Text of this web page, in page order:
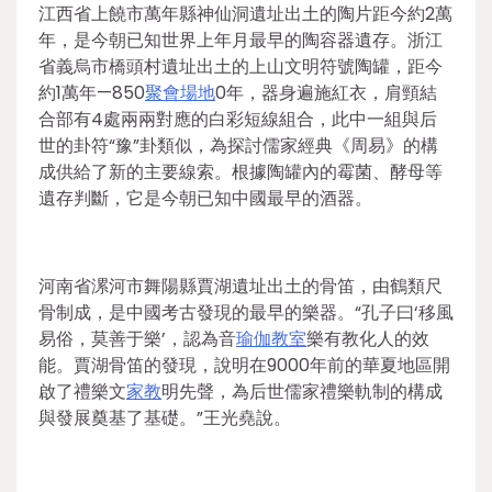
江西省上饒市萬年縣神仙洞遺址出土的陶片距今約2萬
年，是今朝已知世界上年月最早的陶容器遺存。浙江
省義烏市橋頭村遺址出土的上山文明符號陶罐，距今
約1萬年—850聚會場地0年，器身遍施紅衣，肩頸結
合部有4處兩兩對應的白彩短線組合，此中一組與后
世的卦符“豫”卦類似，為探討儒家經典《周易》的構
成供給了新的主要線索。根據陶罐內的霉菌、酵母等
遺存判斷，它是今朝已知中國最早的酒器。
河南省漯河市舞陽縣賈湖遺址出土的骨笛，由鶴類尺
骨制成，是中國考古發現的最早的樂器。“孔子曰‘移風
易俗，莫善于樂’，認為音瑜伽教室樂有教化人的效
能。賈湖骨笛的發現，說明在9000年前的華夏地區開
啟了禮樂文家教明先聲，為后世儒家禮樂軌制的構成
與發展奠基了基礎。”王光堯說。